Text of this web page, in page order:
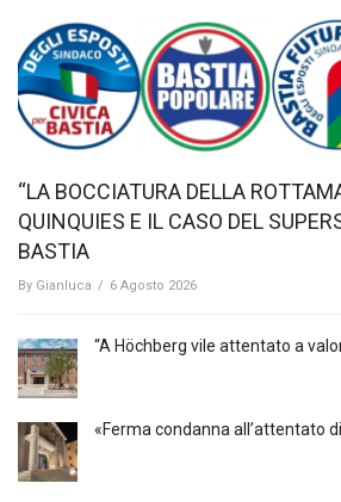
“LA BOCCIATURA DELLA
QUINQUIES E IL CASO DEL
BASTIA
By Gianluca / 6 Agosto 2026
“A Höchberg vile attentato a
«Ferma condanna all’attentato